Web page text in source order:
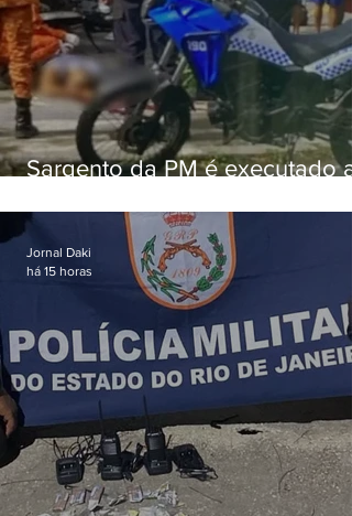
Sargento da PM é executado a
em Vaz Lobo
Jornal Daki
há 15 horas